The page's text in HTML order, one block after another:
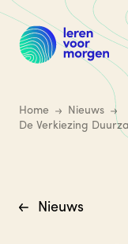
Home
Nieuws
De Verkiezing
Nieuws